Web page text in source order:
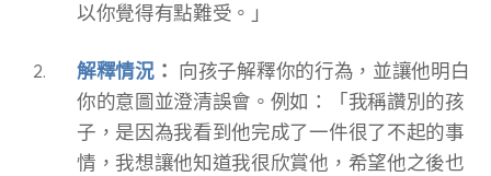
以你覺得有點難受。」
解釋情況： 向孩子解釋你的行為，並讓他明白
你的意圖並澄清誤會。例如：「我稱讚別的孩
子，是因為我看到他完成了一件很了不起的事
情，我想讓他知道我很欣賞他，希望他之後也